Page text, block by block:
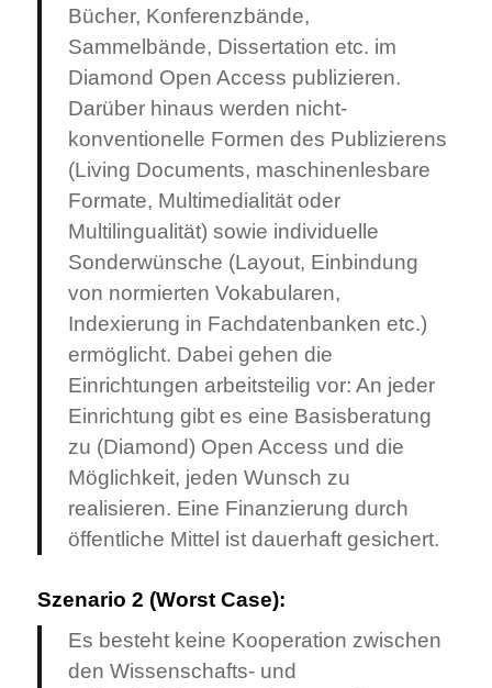
Bücher, Konferenzbände,
Sammelbände, Dissertation etc. im
Diamond Open Access publizieren.
Darüber hinaus werden nicht-
konventionelle Formen des Publizierens
(Living Documents, maschinenlesbare
Formate, Multimedialität oder
Multilingualität) sowie individuelle
Sonderwünsche (Layout, Einbindung
von normierten Vokabularen,
Indexierung in Fachdatenbanken etc.)
ermöglicht. Dabei gehen die
Einrichtungen arbeitsteilig vor: An jeder
Einrichtung gibt es eine Basisberatung
zu (Diamond) Open Access und die
Möglichkeit, jeden Wunsch zu
realisieren. Eine Finanzierung durch
öffentliche Mittel ist dauerhaft gesichert.
Szenario 2 (Worst Case):
Es besteht keine Kooperation zwischen
den Wissenschafts- und